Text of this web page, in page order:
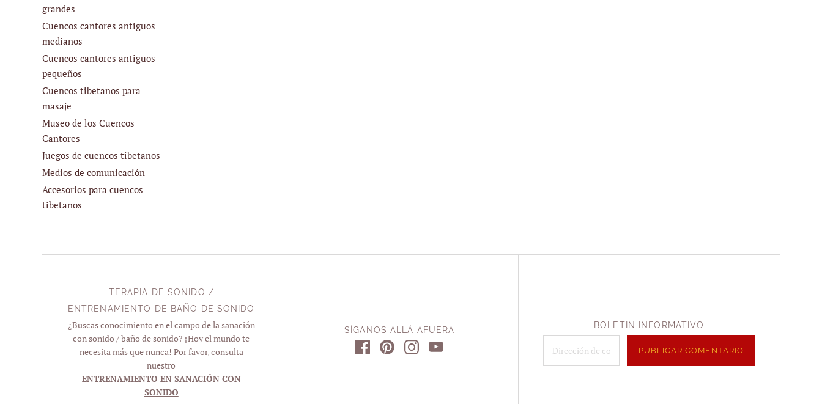
grandes
Cuencos cantores antiguos
medianos
Cuencos cantores antiguos
pequeños
Cuencos tibetanos para
masaje
Museo de los Cuencos
Cantores
Juegos de cuencos tibetanos
Medios de comunicación
Accesorios para cuencos
tibetanos
TERAPIA DE SONIDO /
ENTRENAMIENTO DE BAÑO DE SONIDO
¿Buscas conocimiento en el campo de la sanación
con sonido / baño de sonido? ¡Hoy el mundo te
necesita más que nunca! Por favor, consulta
nuestro
ENTRENAMIENTO EN SANACIÓN CON
SONIDO
SÍGANOS ALLÁ AFUERA BOLETIN INFORMATIVO